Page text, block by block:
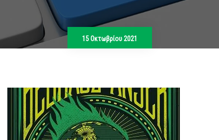
15 Οκτωβρίου 2021